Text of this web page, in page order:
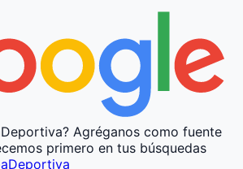
Agréganos como fuente
primero en tus búsquedas